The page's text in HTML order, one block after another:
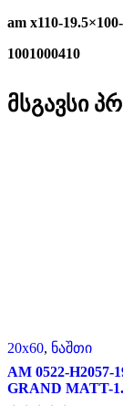
am x110-
1001000410
მსგავსი
20x60, ნაშთი
AM 0522-H2057-
GRAND MATT-